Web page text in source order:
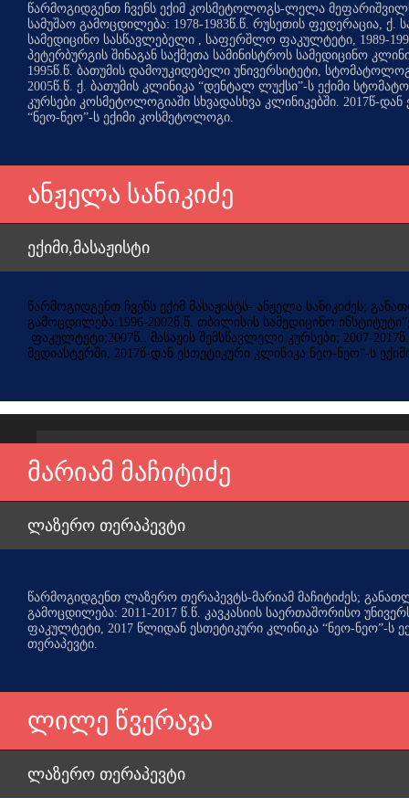
წარმოგიდგენთ ჩვენს ექიმ კოსმეტოლოგს-ლელა
სამუშაო გამოცდილება: 1978-1983წ.წ. რუსეთის ფედერაცია, ქ.
სამედიცინო სასწავლებელი , საფერშლო ფაკულტეტი, 1989-
პეტერბურგის შინაგან საქმეთა სამინისტროს სამედიცინო
1995წ.წ. ბათუმის დამოუკიდებელი უნივერსიტეტი,
2005წ.წ. ქ. ბათუმის კლინიკა “დენტალ ლუქსი”-ს ექიმი
კურსები კოსმეტოლოგიაში სხვადასხვა კლინიკებში. 2017წ-
“ნეო-ნეო”-ს ექიმი კოსმეტოლოგი.
ანჟელა სანიკიძე
ექიმი,მასაჟისტი
წარმოგიდგენთ ჩვენს ექიმ მასაჟისტს- ანჟელა სანიკიძეს;
გამოცდილება:1996-2002წ.წ. თბილისის სამედიცინო
ფაკულტეტი;2007წ.. მასაჟის შემსწავლელი კურსები; 2007-
მედიასტერში, 2017წ-დან ესთეტიკური კლინიკა ნეო-ნეო”-ს
მარიამ მაჩიტიძე
ლაზერო თერაპევტი
წარმოგიდგენთ ლაზერო თერაპევტს-მარიამ მაჩიტიძეს;
გამოცდილება: 2011-2017 წ.წ. კავკასიის საერთაშორისო
ფაკულტეტი, 2017 წლიდან ესთეტიკური კლინიკა “ნეო-ნეო”-ს
თერაპევტი.
ლილე წვერავა
ლაზერო თერაპევტი